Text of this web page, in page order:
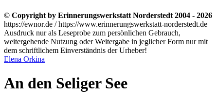
© Copyright by Erinnerungswerkstatt Norderstedt 2004 - 2026
https://ewnor.de / https://www.erinnerungswerkstatt-norderstedt.de
Ausdruck nur als Leseprobe zum persönlichen Gebrauch,
weitergehende Nutzung oder Weitergabe in jeglicher Form nur mit
dem schriftlichem Einverständnis der Urheber!
Elena Orkina
An den Seliger See